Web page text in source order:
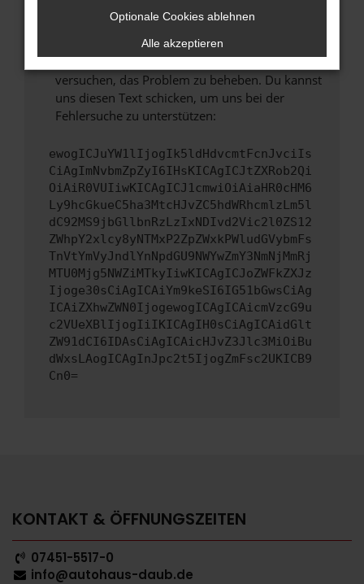
Wende dich an den Webseitenbetreiber.
Wenn du alle oben genannten Schritte versucht
hast, kontaktiere uns bitte. Wir werden
versuchen, das Problem zu beheben. Du kannst
uns diesen Text schicken, um uns bei der
Fehlersuche zu unterstützen:
ewogICJuYW1lIjogIk5ldHdvcmtFcnJvciIs
CiAgImNvbmZpZyI6IHsKICAgICJtZXRob2Qi
OiAiR0VUIiwKICAgICJ1cmwiOiAiaHR0cHM6
Ly9hcGkueC5ha3MtcHJvZC5hdWRhcmlzLm5l
dC92MS9jbGllbnRzLzIxNDIvd2Vic2l0ZS12
ZWhpY2xlcy8yNTMxP2ZpZWxkPWludGVybmFs
TnVtYmVyJndlYnNpdGU9NWYwZmY3NmNjMmRj
MTU0Mjg5NWZiMTkyIiwKICAgICJoZWFkZXJz
Ijoge30sCiAgICAiYm9keSI6IG51bGwsCiAg
ICAiZXhwZWN0IjogewogICAgICAicmVzcG9u
c2VUeXBlIjogIiIKICAgIH0sCiAgICAidGlt
ZW91dCI6IDAsCiAgICAicHJvZ3Jlc3MiOiBu
dWxsLAogICAgInJpc2t5IjogZmFsc2UKICB9
Cn0=
KONTAKT & ÖFFNUNGSZEITEN
07451-5517-0
info@autohaus-daub.de
Optionale Cookies ablehnen
Alle akzeptieren